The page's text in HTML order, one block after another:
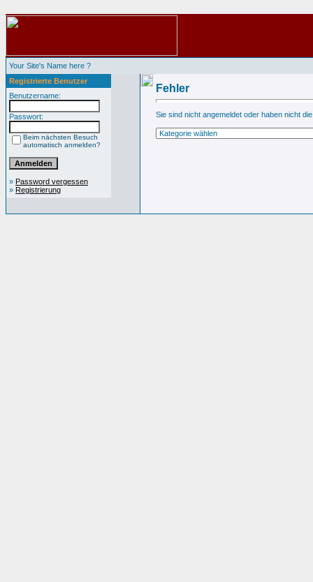
Your Site's Name here ?
Registrierte Benutzer
Benutzername:
Passwort:
Beim nächsten Besuch
automatisch anmelden?
» Password vergessen
» Registrierung
Fehler
Sie sind nicht angemeldet oder haben nicht